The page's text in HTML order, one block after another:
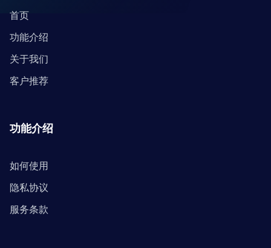
首页
功能介绍
关于我们
客户推荐
功能介绍
如何使用
隐私协议
服务条款